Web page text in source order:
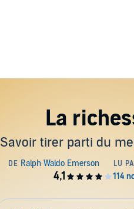
La
Savoir tirer parti du